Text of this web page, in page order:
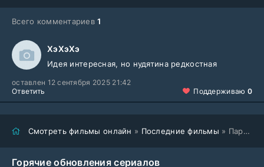
Всего комментариев1
ХэХэХэ
Идея интересная, но нудятина редкостная
оставлен 12 сентября 2025 21:42
Ответить
Поддерживаю 0
Смотреть фильмы онлайн » Последние фильмы » Паранормальное явление. Шум (2025)
Горячие обновления сериалов